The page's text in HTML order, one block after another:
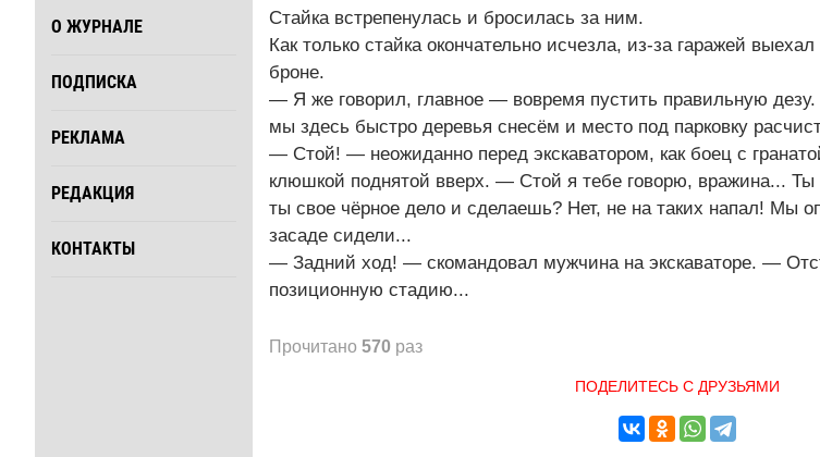
О ЖУРНАЛЕ
ПОДПИСКА
РЕКЛАМА
РЕДАКЦИЯ
КОНТАКТЫ
Стайка встрепенулась и бросилась за ним.
Как только стайка окончательно исчезла, из-за гаражей
броне.
— Я же говорил, главное — вовремя пустить правильную
мы здесь быстро деревья снесём и место под парковку
— Стой! — неожиданно перед экскаватором, как боец с
клюшкой поднятой вверх. — Стой я тебе говорю, вражина...
ты свое чёрное дело и сделаешь? Нет, не на таких напал! Мы
засаде сидели...
— Задний ход! — скомандовал мужчина на экскаваторе. —
позиционную стадию...
Прочитано 570 раз
ПОДЕЛИТЕСЬ С ДРУЗЬЯМИ